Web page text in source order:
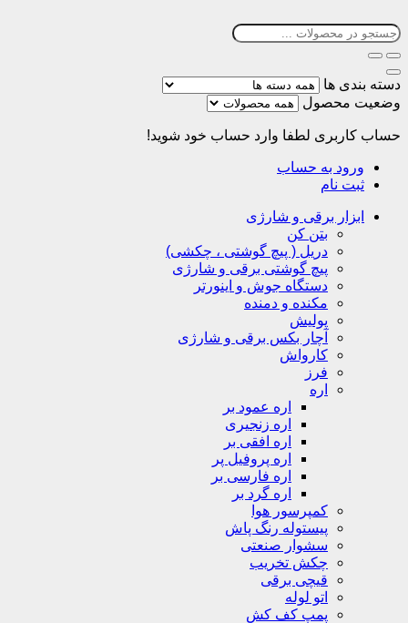
دسته بندی ها
وضعیت محصول
حساب کاربری لطفا وارد حساب خود شوید!
ورود به حساب
ثبت نام
ابزار برقی و شارژی
بتن کن
دریل ( پیچ گوشتی ، چکشی)
پیچ گوشتی برقی و شارژی
دستگاه جوش و اینورتر
مکنده و دمنده
پولیش
آچار بکس برقی و شارژی
کارواش
فرز
اره
اره عمود بر
اره زنجیری
اره افقی بر
اره پروفیل پر
اره فارسی بر
اره گرد بر
کمپرسور هوا
پیستوله رنگ پاش
سشوار صنعتی
چکش تخریب
قیچی برقی
اتو لوله
پمپ کف کش